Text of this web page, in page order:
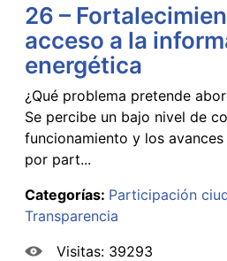
26 –
acceso a la
energética
¿Qué problema pretende
Se percibe un bajo nivel de
funcionamiento y los
por part...
Categorías: Participación
Transparencia
Visitas: 39293